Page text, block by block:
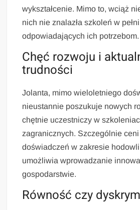
wykształcenie. Mimo to, wciąż
nich nie znalazła szkoleń w pełni
odpowiadających ich potrzebom.
Chęć rozwoju i
trudności
Jolanta, mimo wieloletniego
nieustannie poszukuje nowych
chętnie uczestniczy w
zagranicznych. Szczególnie
doświadczeń w zakresie
umożliwia wprowadzanie
gospodarstwie.
Równość czy